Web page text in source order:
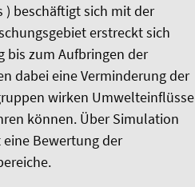
) beschäftigt sich mit der
erstreckt sich
bis zum Aufbringen der
dabei eine Verminderung der
wirken Umwelteinflüsse
können. Über Simulation
Bewertung der